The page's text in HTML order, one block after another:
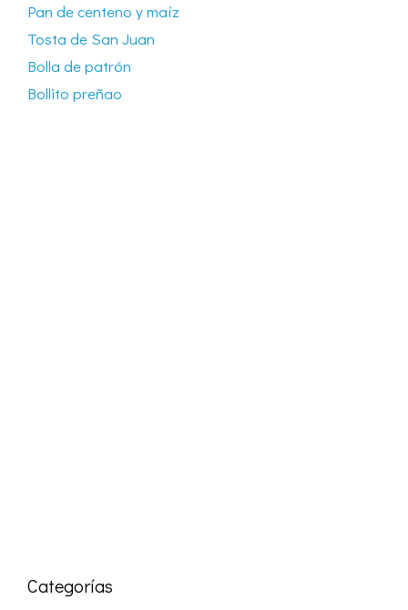
Pan de centeno y maíz
Tosta de San Juan
Bolla de patrón
Bollito preñao
Categorías